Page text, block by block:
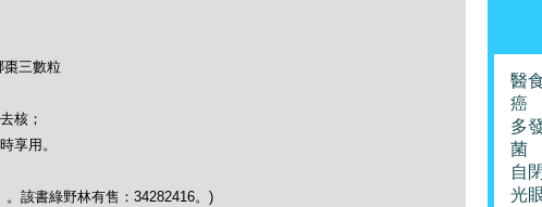
棗三數粒
核；
享用。
該書綠野林有售：34282416。)
醫
癌
多
菌
自
光